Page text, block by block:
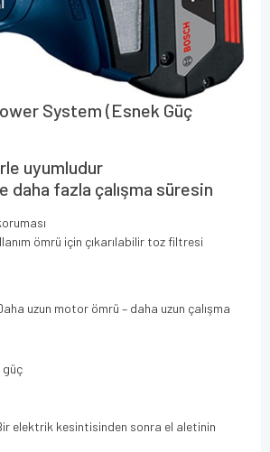
System (Esnek Güç
uyumludur
daha fazla çalışma süresin
ömrü için çıkarılabilir toz filtresi
uzun motor ömrü – daha uzun çalışma
güç
elektrik kesintisinden sonra el aletinin